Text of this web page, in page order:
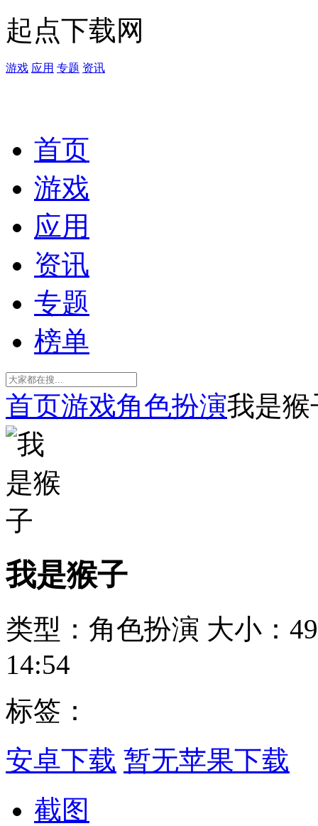
起点下载网
游戏 应用 专题 资讯
首页
游戏
应用
资讯
专题
榜单
首页游戏角色扮演我是猴
我是猴子
类型：角色扮演 大小：
14:54
标签：
安卓下载 暂无苹果下载
截图